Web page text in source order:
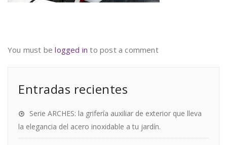
You must belogged in to post a comment
Entradas recientes
Serie ARCHES: la grifería auxiliar de exterior que lleva
la elegancia del acero inoxidable a tu jardín.